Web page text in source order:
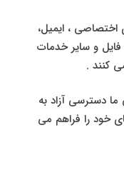
، ایمیل،
فایل و سایر خدمات
کنند .
ما دسترسی آزاد به
خود را فراهم می